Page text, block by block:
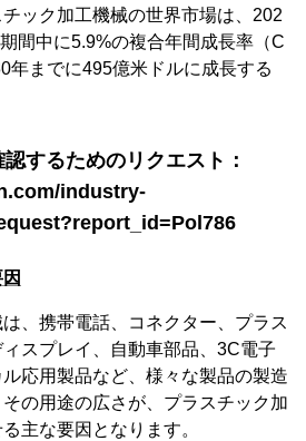
ック加工機械の世界市場は、202
間中に5.9%の複合年間成長率（C
年までに495億米ドルに成長する
するためのリクエスト：
industry-
、携帯電話、コネクター、プラス
スプレイ、自動車部品、3C電子
応用製品など、様々な製品の製造
の用途の広さが、プラスチック加
主な要因となります。